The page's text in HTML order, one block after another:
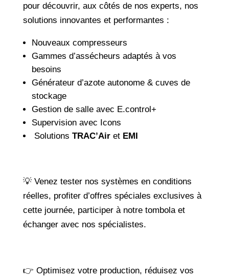
pour découvrir, aux côtés de nos experts, nos
solutions innovantes et performantes :
Nouveaux compresseurs
Gammes d’assécheurs adaptés à vos
besoins
Générateur d’azote autonome & cuves de
stockage
Gestion de salle avec E.control+
Supervision avec Icons
Solutions TRAC’Airet EMI
💡 Venez tester nos systèmes en conditions
réelles, profiter d’offres spéciales exclusives à
cette journée, participer à notre tombola et
échanger avec nos spécialistes.
👉 Optimisez votre production, réduisez vos